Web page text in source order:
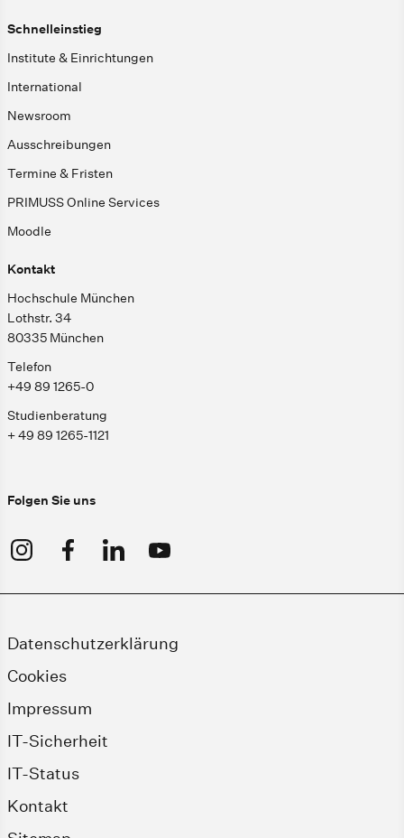
Schnelleinstieg
Institute & Einrichtungen
International
Newsroom
Ausschreibungen
Termine & Fristen
PRIMUSS Online Services
Moodle
Kontakt
Hochschule München
Lothstr. 34
80335 München
Telefon
+49 89 1265-0
Studienberatung
+ 49 89 1265-1121
Folgen Sie uns
Datenschutzerklärung
Cookies
Impressum
IT-Sicherheit
IT-Status
Kontakt